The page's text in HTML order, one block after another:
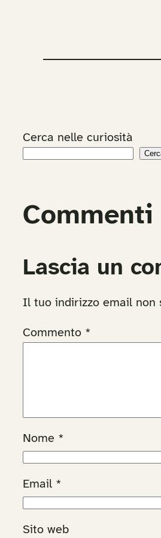
Cerca nelle curiosità
Commenti
Lascia un
Il tuo indirizzo email non
Commento *
Nome *
Email *
Sito web